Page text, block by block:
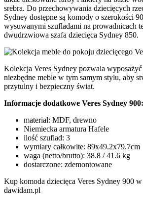
srebra. Do przechowywania dziecięcych
Sydney dostępne są komody o szerokości
wysuwanymi szufladami na prowadnicach
dwudrzwiowa szafa dziecięca Sydney 850.
Kolekcja Veres Sydney pozwala
niezbędne meble w tym samym stylu, aby
przytulny i bezpieczny świat.
Informacje dodatkowe Veres Sydney 900:
materiał: MDF, drewno
Niemiecka armatura Hafele
ilość szuflad: 3
wymiary całkowite: 89x49.2x79.7cm
waga (netto/brutto): 38.8 / 41.6 kg
dostarczone: zdemontowane
Kup komoda dziecięca Veres Sydney 900
dawidam.pl